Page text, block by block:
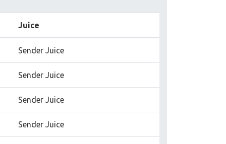
Juice
Sender Juice
Sender Juice
Sender Juice
Sender Juice